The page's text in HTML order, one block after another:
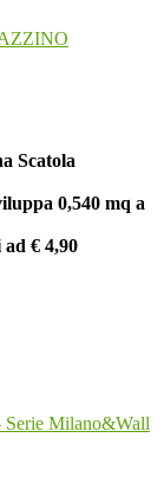
Scatola
0,540 mq a
ad € 4,90